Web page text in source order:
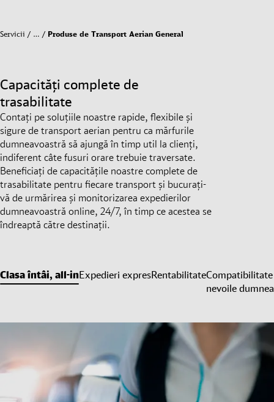
Servicii … Produse de Transport Aerian General
Capacități complete de
trasabilitate
Contați pe soluțiile noastre rapide, flexibile și
sigure de transport aerian pentru ca mărfurile
dumneavoastră să ajungă în timp util la clienți,
indiferent câte fusuri orare trebuie traversate.
Beneficiați de capacitățile noastre complete de
trasabilitate pentru fiecare transport și bucurați-
vă de urmărirea și monitorizarea expedierilor
dumneavoastră online, 24/7, în timp ce acestea se
îndreaptă către destinații.
Clasa întâi, all-inExpedieri expresRentabilitate
nevoile